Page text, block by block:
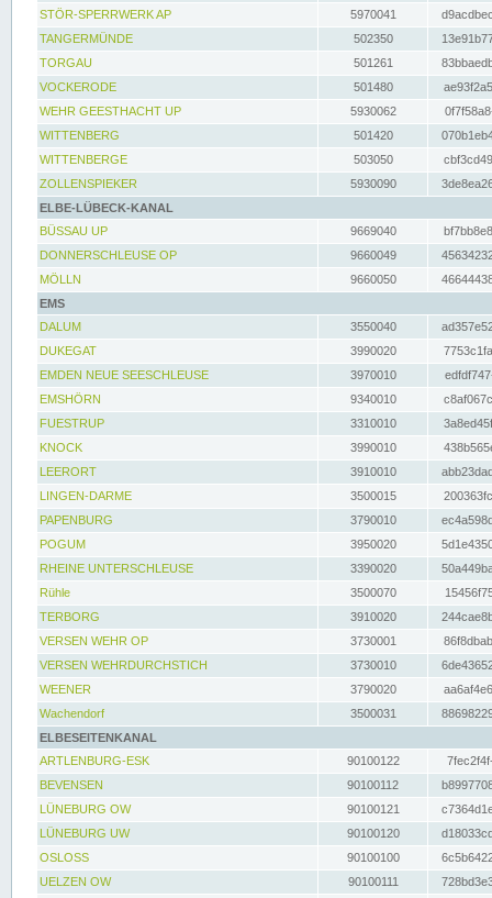
STÖR-SPERRWERK AP 5970041
TANGERMÜNDE
502350
TORGAU
501261
VOCKERODE
501480
WEHR GEESTHACHT UP
5930062
WITTENBERG
501420
WITTENBERGE
503050
ZOLLENSPIEKER
5930090
ELBE-LÜBECK-KANAL
BÜSSAU UP
9669040
DONNERSCHLEUSE OP
9660049
MÖLLN
9660050
EMS
DALUM
3550040
DUKEGAT
3990020
EMDEN NEUE SEESCHLEUSE
3970010
EMSHÖRN
9340010
FUESTRUP
3310010
KNOCK
3990010
LEERORT
3910010
LINGEN-DARME
3500015
PAPENBURG
3790010
POGUM
3950020
RHEINE UNTERSCHLEUSE
3390020
Rühle
3500070
TERBORG
3910020
VERSEN WEHR OP
3730001
VERSEN WEHRDURCHSTICH
3730010
WEENER
3790020
Wachendorf
3500031
ELBESEITENKANAL
ARTLENBURG-ESK
90100122
BEVENSEN
90100112
LÜNEBURG OW
90100121
LÜNEBURG UW
90100120
OSLOSS
90100100
UELZEN OW
90100111